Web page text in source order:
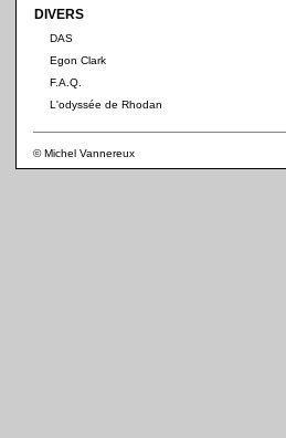
DIVERS
DAS
Egon Clark
F.A.Q.
L'odyssée de Rhodan
© Michel Vannereux